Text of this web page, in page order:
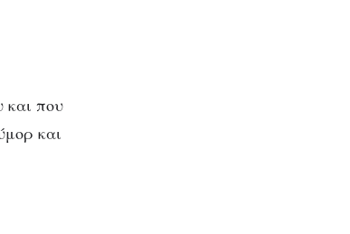
και που
και